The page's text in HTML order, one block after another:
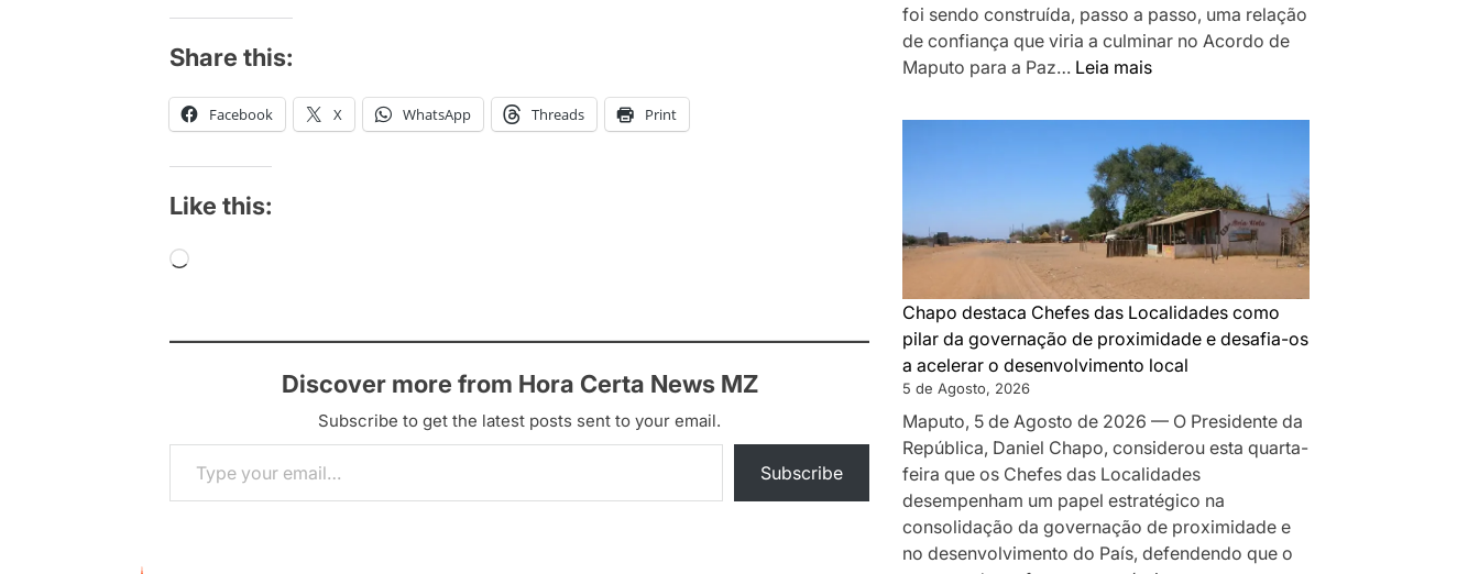
Share this:
Facebook X WhatsApp Threads Print
Like this:
Loading…
Discover more from Hora Certa News MZ
Subscribe to get the latest posts sent to your email.
Type your email…
Subscribe
foi sendo construída, passo a passo, uma relação
de confiança que viria a culminar no Acordo de
Maputo para a Paz… Leia mais:
MONTANHA
A
MAPUTO:
OS
BASTIDORES
DA
QUE
SILENCIOU
AS
MOÇAMBIQUE
Chapo destaca Chefes das Localidades como
pilar da governação de proximidade e desafia-os
a acelerar o desenvolvimento local
5 de Agosto, 2026
Maputo, 5 de Agosto de 2026 — O Presidente da
República, Daniel Chapo, considerou esta quarta-
feira que os Chefes das Localidades
desempenham um papel estratégico na
consolidação da governação de proximidade e
no desenvolvimento do País, defendendo que o